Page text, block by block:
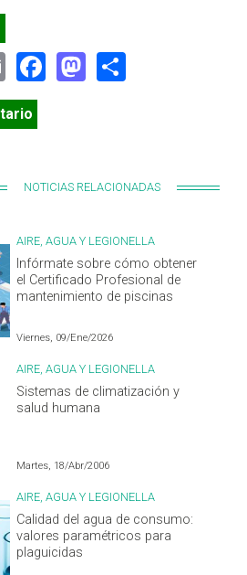
EmailFacebook
Mastodon
NOTICIAS RELACIONADAS
AIRE, AGUA Y LEGIONELLA
Infórmate sobre cómo obtener
el Certificado Profesional de
mantenimiento de piscinas
Viernes, 09/Ene/2026
AIRE, AGUA Y LEGIONELLA
Sistemas de climatización y
salud humana
Martes, 18/Abr/2006
AIRE, AGUA Y LEGIONELLA
Calidad del agua de consumo:
valores paramétricos para
plaguicidas